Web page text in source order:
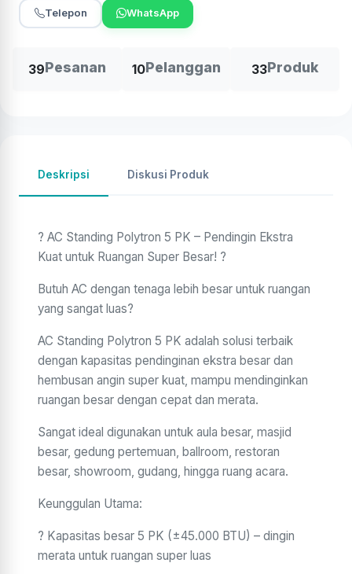
Telepon WhatsApp
39Pesanan 10Pelanggan 33Produk
Deskripsi Diskusi Produk
? AC Standing Polytron 5 PK – Pendingin Ekstra
Kuat untuk Ruangan Super Besar! ?
Butuh AC dengan tenaga lebih besar untuk ruangan
yang sangat luas?
AC Standing Polytron 5 PK adalah solusi terbaik
dengan kapasitas pendinginan ekstra besar dan
hembusan angin super kuat, mampu mendinginkan
ruangan besar dengan cepat dan merata.
Sangat ideal digunakan untuk aula besar, masjid
besar, gedung pertemuan, ballroom, restoran
besar, showroom, gudang, hingga ruang acara.
Keunggulan Utama:
? Kapasitas besar 5 PK (±45.000 BTU) – dingin
merata untuk ruangan super luas